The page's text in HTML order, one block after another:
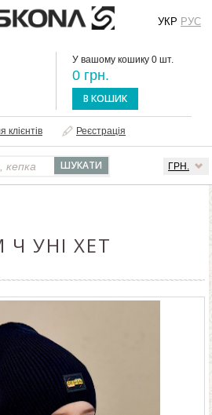
У вашому кошику 0 шт.
0 грн.
В КОШИК
клієнтів Реєстрація
ГРН.
УКР РУС
Ч УНІ ХЕТ